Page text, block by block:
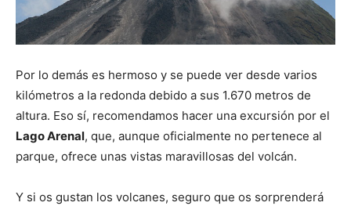
Por lo demás es hermoso y se puede ver desde varios
kilómetros a la redonda debido a sus 1.670 metros de
altura. Eso sí, recomendamos hacer una excursión por el
Lago Arenal, que, aunque oficialmente no pertenece al
parque, ofrece unas vistas maravillosas del volcán.
Y si os gustan los volcanes, seguro que os sorprenderá